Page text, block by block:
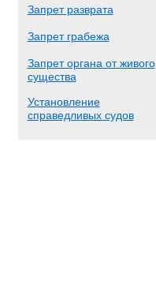
Запрет разврата
Запрет грабежа
Запрет органа от живого
существа
Установление
справедливых судов